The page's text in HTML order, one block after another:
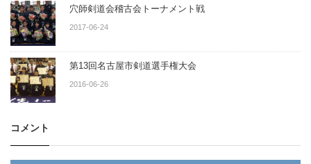
穴師剣道会稽古会トーナメント戦
2017-06-24
第13回名古屋市剣道選手権大会
2016-06-26
コメント